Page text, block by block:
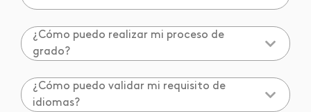
¿Cómo puedo realizar mi proceso de
grado?
¿Cómo puedo validar mi requisito de
idiomas?